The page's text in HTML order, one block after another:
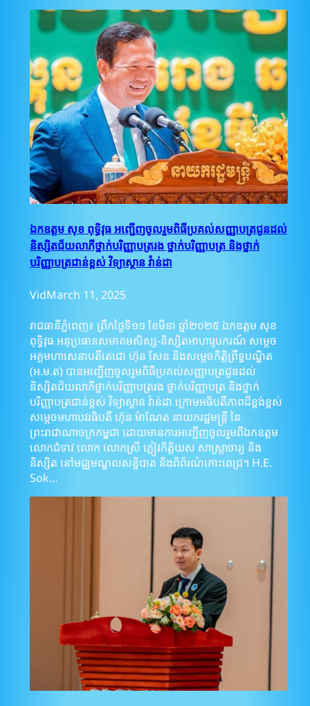
ឯកឧត្តម សុខ ពុទ្ធិវុធ អញ្ជើញចូលរួមពិធីប្រគល់សញ្ញាបត្រជូនដល់
និស្សិតជ័យលាភីថ្នាក់បរិញ្ញាបត្ររង ថ្នាក់បរិញ្ញាបត្រ និងថ្នាក់
បរិញ្ញាបត្រជាន់ខ្ពស់ វិទ្យាស្ថាន វ៉ាន់ដា
VidMarch 11, 2025
រាជធានីភ្នំពេញ៖ ព្រឹកថ្ងៃទី១១ ខែមីនា ឆ្នាំ២០២៥ ឯកឧត្តម សុខ
ពុទ្ធិវុធ អនុប្រធានសមាគមសិស្ស-និស្សិតអាហារូបករណ៍ សម្តេច
អគ្គមហាសេនាបតីតេជោ ហ៊ុន សែន និងសម្ដេចកិត្តិព្រឹទ្ធបណ្ឌិត
(អ.ម.ត) បានអញ្ជើញចូលរួមពិធីប្រគល់សញ្ញាបត្រជូនដល់
និស្សិតជ័យលាភីថ្នាក់បរិញ្ញាបត្ររង ថ្នាក់បរិញ្ញាបត្រ និងថ្នាក់
បរិញ្ញាបត្រជាន់ខ្ពស់ វិទ្យាស្ថាន វ៉ាន់ដា ក្រោមអធិបតីភាពដ៏ខ្ពង់ខ្ពស់
សម្តេចមហាបវរធិបតី ហ៊ុន ម៉ាណែត នាយករដ្ឋមន្រ្តី នៃ
ព្រះរាជាណាចក្រកម្ពុជា ដោយមានការអញ្ជើញចូលរួមពីឯកឧត្តម
លោកជំទាវ លោក លោកស្រី ភ្ញៀវកិត្តិយស សាស្រ្តាចារ្យ និង
និស្សិត នៅមជ្ឈមណ្ឌលសន្និបាត និងពិព័រណ៌កោះពេជ្រ។ H.E.
Sok…